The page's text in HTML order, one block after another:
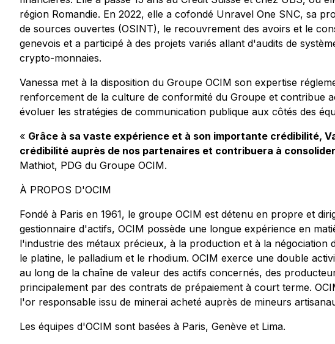
région Romandie. En 2022, elle a cofondé Unravel One SNC, sa
de sources ouvertes (OSINT), le recouvrement des avoirs et le
genevois et a participé à des projets variés allant d'audits de
crypto-monnaies.
Vanessa met à la disposition du Groupe OCIM son expertise
renforcement de la culture de conformité du Groupe et contribue
évoluer les stratégies de communication publique aux côtés des
« Grâce à sa vaste expérience et à son importante crédibilité,
crédibilité auprès de nos partenaires et contribuera à
Mathiot, PDG du Groupe OCIM.
À PROPOS D'OCIM
Fondé à Paris en 1961, le groupe OCIM est détenu en propre et
gestionnaire d'actifs, OCIM possède une longue expérience en
l'industrie des métaux précieux, à la production et à la
le platine, le palladium et le rhodium. OCIM exerce une double
au long de la chaîne de valeur des actifs concernés, des
principalement par des contrats de prépaiement à court terme.
l'or responsable issu de minerai acheté auprès de mineurs
Les équipes d'OCIM sont basées à Paris, Genève et Lima.